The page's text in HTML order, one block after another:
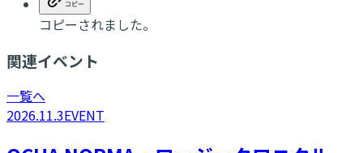
コピーされました。
関連イベント
一覧へ
2026.11.3EVENT